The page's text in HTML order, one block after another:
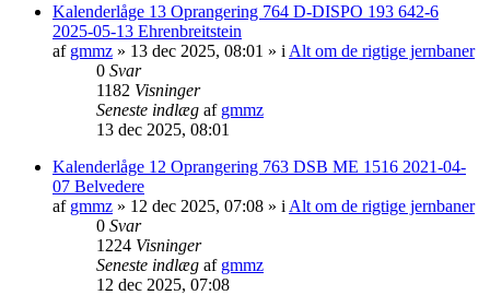
Kalenderlåge 13 Oprangering 764 D-DISPO 193 642-6
2025-05-13 Ehrenbreitstein
af gmmz » 13 dec 2025, 08:01 » i Alt om de rigtige jernbaner
0 Svar
1182 Visninger
Seneste indlæg af gmmz
13 dec 2025, 08:01
Kalenderlåge 12 Oprangering 763 DSB ME 1516 2021-04-
07 Belvedere
af gmmz » 12 dec 2025, 07:08 » i Alt om de rigtige jernbaner
0 Svar
1224 Visninger
Seneste indlæg af gmmz
12 dec 2025, 07:08